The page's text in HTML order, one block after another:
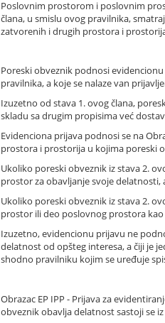
Poslovnim prostorom i poslovnim
člana, u smislu ovog pravilnika,
zatvorenih i drugih prostora i
Poreski obveznik podnosi
pravilnika, a koje se nalaze van
Izuzetno od stava 1. ovog člana,
skladu sa drugim propisima već
Evidenciona prijava podnosi se na
prostora i prostorija u kojima poreski
Ukoliko poreski obveznik iz stava 2.
prostor za obavljanje svoje
Ukoliko poreski obveznik iz stava 2.
prostor ili deo poslovnog prostora kao
Izuzetno, evidencionu prijavu ne
delatnost od opšteg interesa, a čiji je
shodno pravilniku kojim se uređuje
Obrazac EP IPP - Prijava za
obveznik obavlja delatnost sastoji se